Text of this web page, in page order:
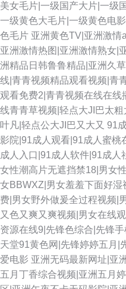
美女毛片|一级国产大片|一级
一级黄色大毛片|一级黄色电
色毛片 亚洲黄色TV|亚洲激情
亚洲激情热图|亚洲激情熟女|
洲精品日韩鲁鲁精品|亚洲久
线|青青视频精品观看视频|青
观看免费2|青青视频在线在
线青青草视频|轻点大JI巴太
叶凡|轻点公大JI巴又大又 91
影院|91成人观看|91成人蜜桃
成人入口|91成人软件|91成人
女性潮高片无遮挡禁18|男女
女BBWXZ|男女羞羞下面好
费|男女野外做爰全过程视频|
又色又爽又爽视频|男女在线
资源在线9|先锋色综合|先锋
天堂91黄色网|先锋婷婷五月|
爱电影 亚洲无码最新网址|亚
五月丁香综合视频|亚洲五月